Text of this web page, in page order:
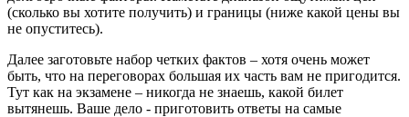
(сколько вы хотите получить) и границы (ниже какой цены вы
не опуститесь).
Далее заготовьте набор четких фактов – хотя очень может
быть, что на переговорах большая их часть вам не пригодится.
Тут как на экзамене – никогда не знаешь, какой билет
вытянешь. Ваше дело - приготовить ответы на самые